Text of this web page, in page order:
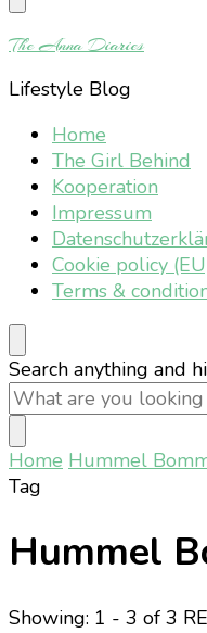
The Anna Diaries
Lifestyle Blog
Home
The Girl Behind
Kooperation
Impressum
Cookie policy
Terms &
Looking
for
Something?
Search anything and
Home Hummel
Tag
Hummel
Showing: 1 - 3 of 3